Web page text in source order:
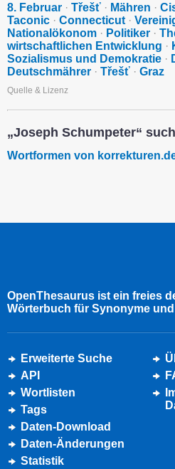
8. Februar · Třešť · Mähren ·
Taconic · Connecticut ·
Nationalökonom · Politiker ·
wirtschaftlichen Entwicklung ·
Sozialismus und Demokratie ·
Deutschmährer · Třešť · Graz
Quelle & Lizenz
„Joseph Schumpeter“
Wortformen von
OpenThesaurus ist ein freies
Wörterbuch für Synonyme
Erweiterte Suche
API
Wortlisten
Tags
Daten-Download
Daten-Änderungen
Statistik